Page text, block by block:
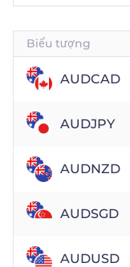
Biểu tượng
AUDCAD
AUDJPY
AUDNZD
AUDSGD
AUDUSD